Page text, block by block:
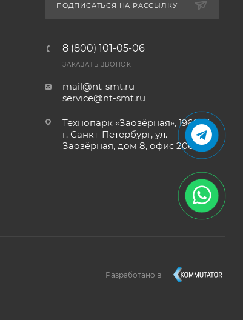
ПОДПИСАТЬСЯ НА РАССЫЛКУ
8 (800) 101-05-06
ЗАКАЗАТЬ ЗВОНОК
mail@nt-smt.ru
service@nt-smt.ru
Технопарк «Заозёрная», 196084,
г. Санкт-Петербург, ул.
Заозёрная, дом 8, офис 206
Разработано в